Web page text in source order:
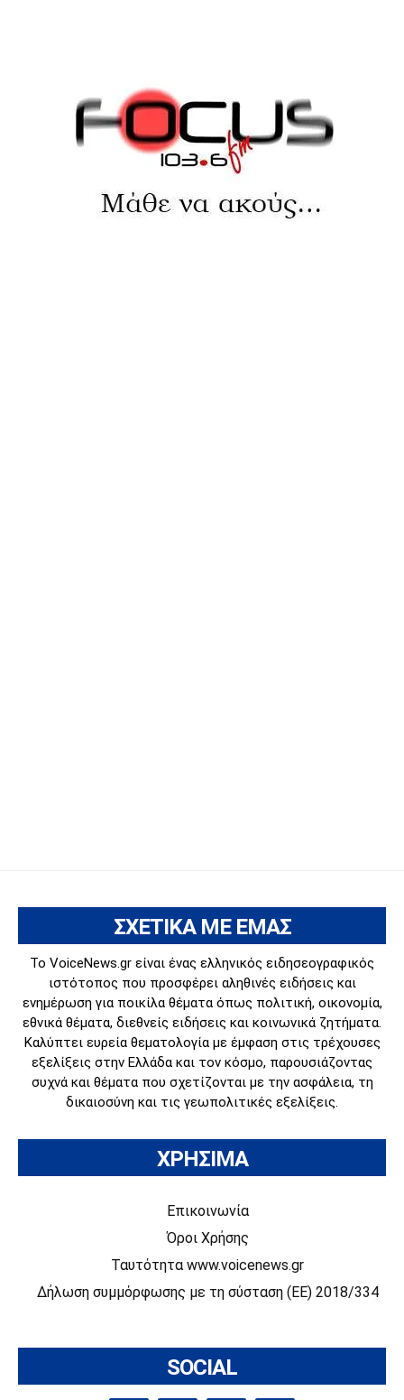
ΣΧΕΤΙΚΑ ΜΕ ΕΜΑΣ
Το VoiceNews.gr είναι ένας ελληνικός ειδησεογραφικός
ιστότοπος που προσφέρει αληθινές ειδήσεις και
ενημέρωση για ποικίλα θέματα όπως πολιτική, οικονομία,
εθνικά θέματα, διεθνείς ειδήσεις και κοινωνικά ζητήματα.
Καλύπτει ευρεία θεματολογία με έμφαση στις τρέχουσες
εξελίξεις στην Ελλάδα και τον κόσμο, παρουσιάζοντας
συχνά και θέματα που σχετίζονται με την ασφάλεια, τη
δικαιοσύνη και τις γεωπολιτικές εξελίξεις.
ΧΡΗΣΙΜΑ
Επικοινωνία
Όροι Χρήσης
Ταυτότητα www.voicenews.gr
Δήλωση συμμόρφωσης με τη σύσταση (ΕΕ) 2018/334
SOCIAL